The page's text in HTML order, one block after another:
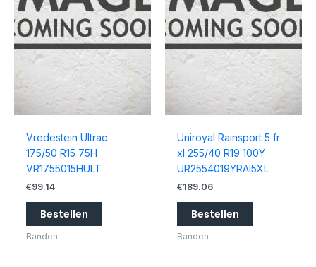
Vredestein Ultrac
175/50 R15 75H
VR1755015HULT
€99.14
Bestellen
Banden
Uniroyal Rainsport 5 fr
xl 255/40 R19 100Y
UR2554019YRAI5XL
€189.06
Bestellen
Banden